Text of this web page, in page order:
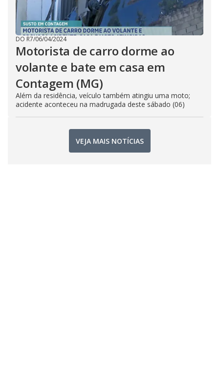
DO R7/06/04/2024
Motorista de carro dorme ao
volante e bate em casa em
Contagem (MG)
Além da residência, veículo também atingiu uma moto;
acidente aconteceu na madrugada deste sábado (06)
VEJA MAIS NOTÍCIAS